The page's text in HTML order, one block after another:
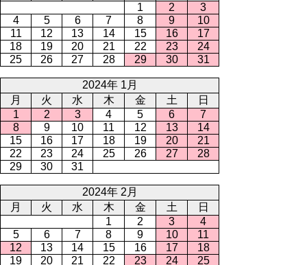
1
2
3
4
5 6 7 8 9
10
11
12 13 14 15 16
17
18
19 20 21 22 23
24
25
26 27 28 29 30 31
2024年 1月
月
火 水 木 金 土
日
1
2 3 4 5 6
7
8
9 10 11 12 13
14
15
16 17 18 19 20
21
22
23 24 25 26 27
28
29
30 31
2024年 2月
月
火 水 木 金 土
日
1
2 3
4
5
6 7 8 9 10
11
12
13 14 15 16 17
18
19
20 21 22 23 24 25